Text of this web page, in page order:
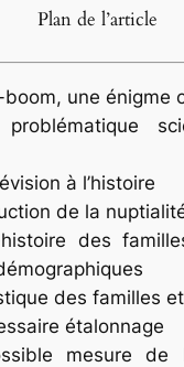
Plan de l’article
une énigme
à l’histoire
de la
des
des familles
étalonnage
mesure de